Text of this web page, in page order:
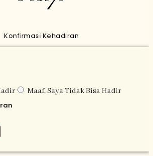
Konfirmasi Kehadiran
Maaf, Saya Tidak Bisa Hadir